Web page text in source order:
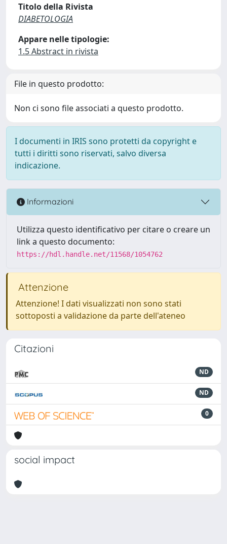
Titolo della Rivista
DIABETOLOGIA
Appare nelle tipologie:
1.5 Abstract in rivista
File in questo prodotto:
Non ci sono file associati a questo prodotto.
I documenti in IRIS sono protetti da copyright e
tutti i diritti sono riservati, salvo diversa
indicazione.
Informazioni
Utilizza questo identificativo per citare o creare un
link a questo documento:
https://hdl.handle.net/11568/1054762
Attenzione
Attenzione! I dati visualizzati non sono stati
sottoposti a validazione da parte dell'ateneo
Citazioni
ND
ND
0
social impact